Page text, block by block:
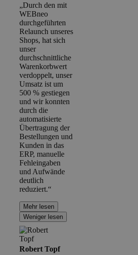
„Durch den mit
WEBneo
durchgeführten
Relaunch unseres
Shops, hat sich
unser
durchschnittliche
Warenkorbwert
verdoppelt, unser
Umsatz ist um
500 % gestiegen
und wir konnten
durch die
automatisierte
Übertragung der
Bestellungen und
Kunden in das
ERP, manuelle
Fehleingaben
und Aufwände
deutlich
reduziert.“
Mehr lesen
Weniger lesen
Robert Topf